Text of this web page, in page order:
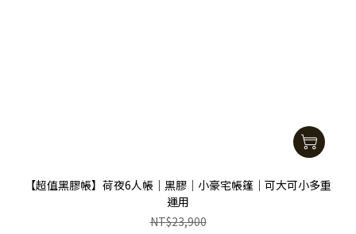
【超值黑膠帳】荷夜6人帳｜黑膠｜小豪宅帳篷｜可大可小多重
運用
NT$23,900